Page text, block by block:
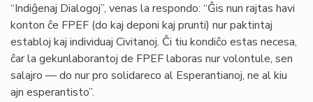
“Indiĝenaj Dialogoj”, venas la respondo: “Ĝis nun rajtas havi
konton ĉe FPEF (do kaj deponi kaj prunti) nur paktintaj
establoj kaj individuaj Civitanoj. Ĉi tiu kondiĉo estas necesa,
ĉar la gekunlaborantoj de FPEF laboras nur volontule, sen
salajro — do nur pro solidareco al Esperantianoj, ne al kiu
ajn esperantisto”.